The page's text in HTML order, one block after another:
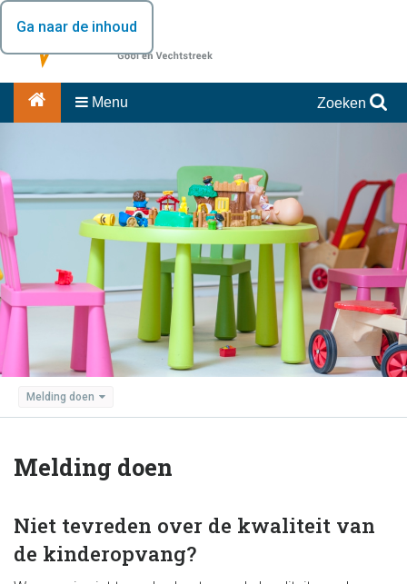
Ga naar de inhoud
Menu Zoeken
Melding doen
Melding doen
Niet tevreden over de kwaliteit van
de kinderopvang?